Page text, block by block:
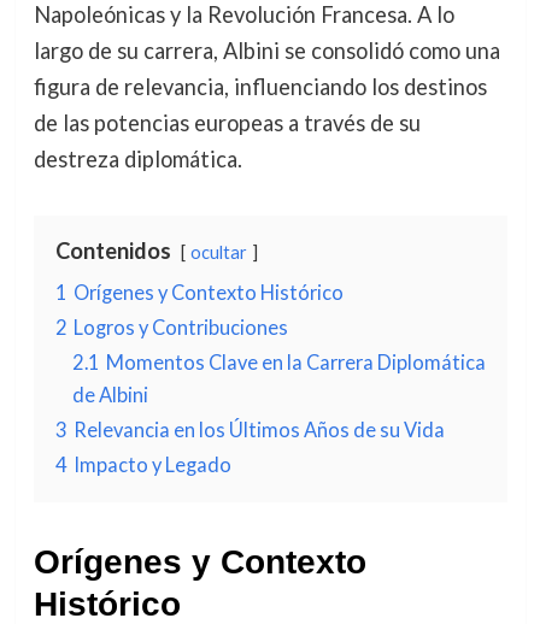
Napoleónicas y la Revolución Francesa. A lo
largo de su carrera, Albini se consolidó como una
figura de relevancia, influenciando los destinos
de las potencias europeas a través de su
destreza diplomática.
Contenidos ocultar
1 Orígenes y Contexto Histórico
2 Logros y Contribuciones
2.1 Momentos Clave en la Carrera Diplomática
de Albini
3 Relevancia en los Últimos Años de su Vida
4 Impacto y Legado
Orígenes y Contexto
Histórico